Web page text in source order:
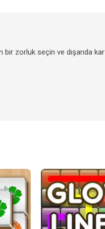
zorluk seçin ve dışarıda kar